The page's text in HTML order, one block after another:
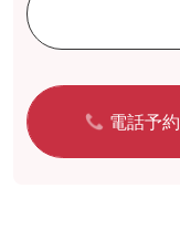
電話予約